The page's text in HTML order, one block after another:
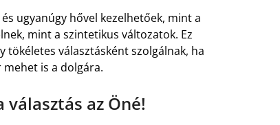
ugyanúgy hővel kezelhetőek, mint a
mint a szintetikus változatok. Ez
választásként szolgálnak, ha
is a dolgára.
az Öné!